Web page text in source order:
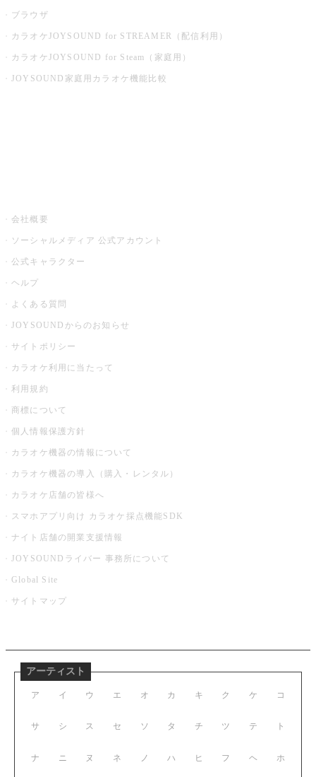
ブラウザ
カラオケJOYSOUND for STREAMER（配信利用）
カラオケJOYSOUND for Steam（家庭用）
JOYSOUND家庭用カラオケ機能比較
会社概要
ソーシャルメディア 公式アカウント
公式キャラクター
ヘルプ
よくある質問
JOYSOUNDからのお知らせ
サイトポリシー
カラオケ利用に当たって
利用規約
商標について
個人情報保護方針
カラオケ機器の情報について
カラオケ機器の導入（購入・レンタル）
カラオケ店舗の皆様へ
スマホアプリ向け カラオケ採点機能SDK
ナイト店舗の開業支援情報
JOYSOUNDライバー 事務所について
Global Site
サイトマップ
アーティスト
ア イ ウ エ オ
サ シ ス セ ソ
ナ ニ ヌ ネ ノ
カ キ ク ケ コ
タ チ ツ テ ト
ハ ヒ フ ヘ ホ